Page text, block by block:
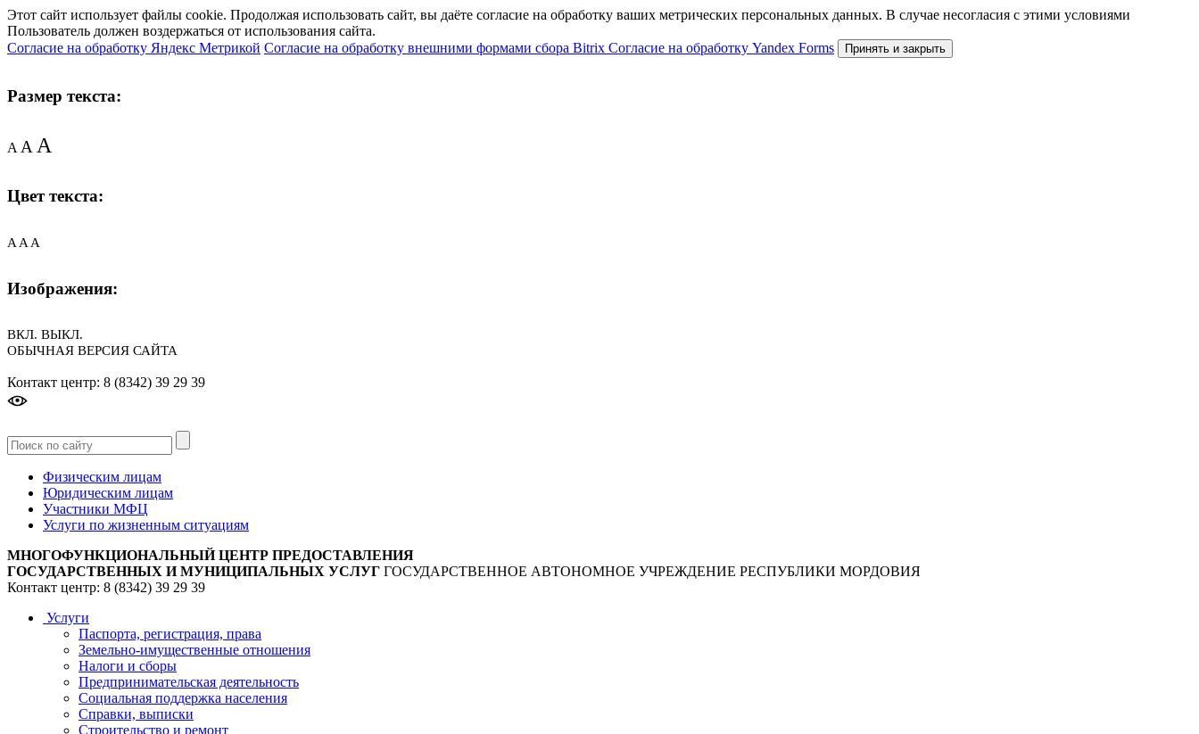
Этот сайт использует файлы cookie. Продолжая использовать сайт, вы даёте согласие на обработку ваших метрических персональных данных. В случае несогласия с этими условиями
Пользователь должен воздержаться от использования сайта.
Согласие на обработку Яндекс Метрикой Согласие на обработку внешними формами сбора Bitrix Согласие на обработку Yandex Forms Принять и закрыть
Размер текста:
AAA
Цвет текста:
A A A
Изображения:
ВКЛ. ВЫКЛ.
ОБЫЧНАЯ ВЕРСИЯ САЙТА
Контакт центр: 8 (8342) 39 29 39
Физическим лицам
Юридическим лицам
Участники МФЦ
Услуги по жизненным ситуациям
МНОГОФУНКЦИОНАЛЬНЫЙ ЦЕНТР ПРЕДОСТАВЛЕНИЯ
ГОСУДАРСТВЕННЫХ И МУНИЦИПАЛЬНЫХ УСЛУГ ГОСУДАРСТВЕННОЕ АВТОНОМНОЕ УЧРЕЖДЕНИЕ РЕСПУБЛИКИ МОРДОВИЯ
Контакт центр: 8 (8342) 39 29 39
Услуги
Паспорта, регистрация, права
Земельно-имущественные отношения
Налоги и сборы
Предпринимательская деятельность
Социальная поддержка населения
Справки, выписки
Строительство и ремонт